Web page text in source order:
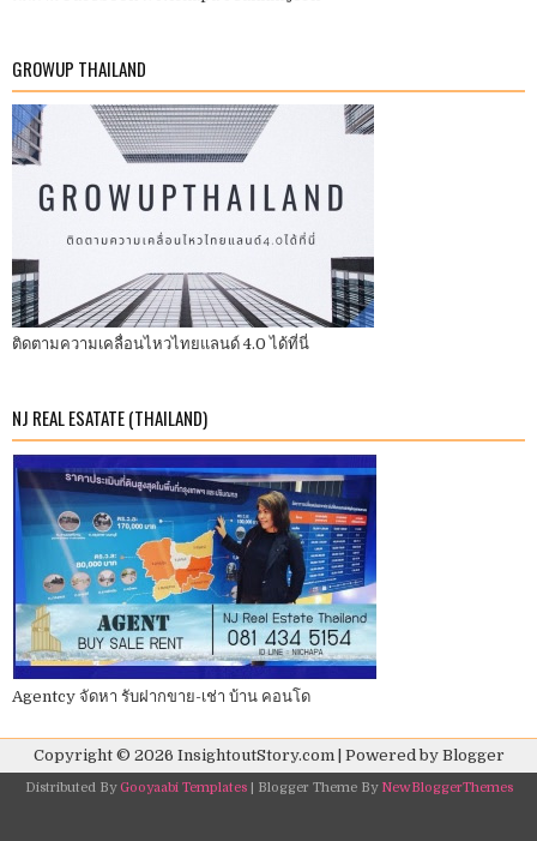
GROWUP THAILAND
ติดตามความเคลื่อนไหวไทยแลนด์ 4.0 ได้ที่นี่
NJ REAL ESATATE (THAILAND)
Agentcy จัดหา รับฝากขาย-เช่า บ้าน คอนโด
Copyright © 2026 InsightoutStory.com | Powered by Blogger
Distributed By Gooyaabi Templates| Blogger Theme By NewBloggerThemes